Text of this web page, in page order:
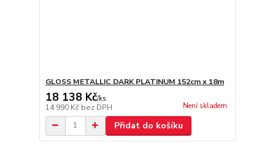
GLOSS METALLIC DARK PLATINUM 152cm x 18m
18 138 Kč/ks
14 990 Kč bez DPH Není skladem
Přidat do košíku